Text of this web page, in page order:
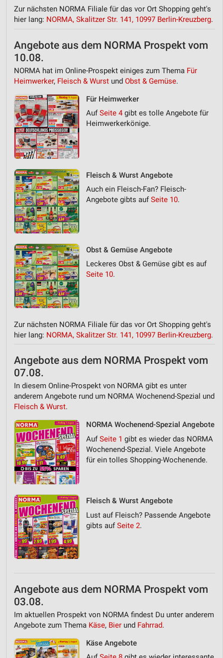
Zur nächsten NORMA Filiale für das vor Ort Shopping geht's
hier lang: NORMA, Skalitzer Str. 141, 10997 Berlin-Kreuzberg.
Angebote aus dem NORMA Prospekt vom
10.08.
NORMA hat im Online-Prospekt einiges zum Thema Für
Heimwerker, Fleisch & Wurst und Obst & Gemüse.
Für Heimwerker
AufSeite 4 gibt es tolle Angebote für
Heimwerkerkönige.
Fleisch & Wurst Angebote
Auch ein Fleisch-Fan? Fleisch-
Angebote gibts aufSeite 10.
Obst & Gemüse Angebote
Leckeres Obst & Gemüse gibt es auf
Seite 10.
Zur nächsten NORMA Filiale für das vor Ort Shopping geht's
hier lang: NORMA, Skalitzer Str. 141, 10997 Berlin-Kreuzberg.
Angebote aus dem NORMA Prospekt vom
07.08.
In diesem Online-Prospekt von NORMA gibt es unter
anderem Angebote rund um NORMA Wochenend-Spezial und
Fleisch & Wurst.
NORMA Wochenend-Spezial Angebote
AufSeite 1 gibt es wieder das NORMA
Wochenend-Spezial. Viele Angebote
für ein tolles Shopping-Wochenende.
Fleisch & Wurst Angebote
Lust auf Fleisch? Passende Angebote
gibts aufSeite 2.
Angebote aus dem NORMA Prospekt vom
03.08.
Im aktuellen Prospekt von NORMA findest Du unter anderem
Angebote zum Thema Käse, Bier und Fahrrad.
Käse Angebote